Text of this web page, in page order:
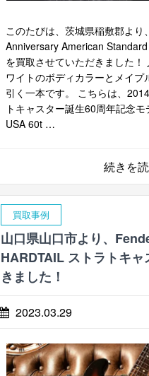
このたびは、茨城県稲敷郡よ
Anniversary American
を買取させていただきました
ワイトのボディカラーとメイ
引く一本です。 こちらは、
トキャスター誕生60周年記念
USA 60t …
続きを
買取事例
山口県山口市より、
HARDTAIL ストラトキ
きました！
2023.03.29